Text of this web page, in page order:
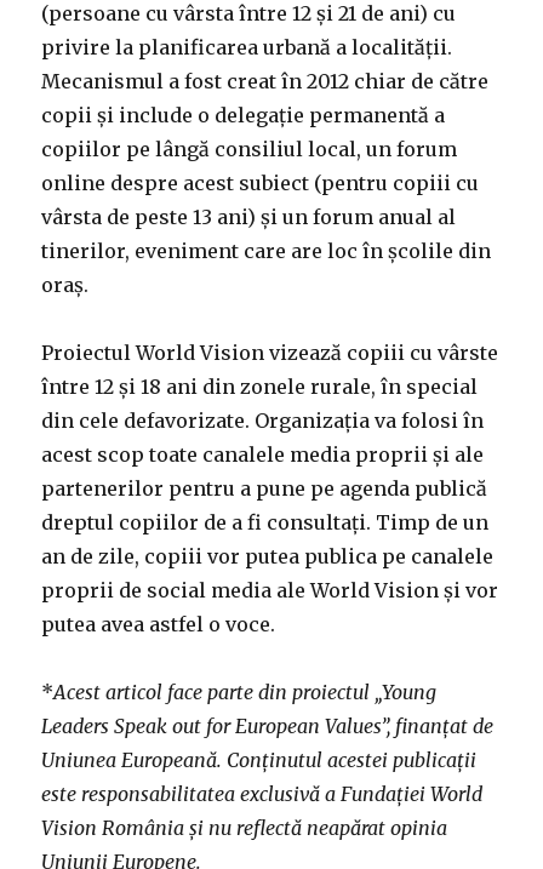
(persoane cu vârsta între 12 și 21 de ani) cu
privire la planificarea urbană a localității.
Mecanismul a fost creat în 2012 chiar de către
copii și include o delegație permanentă a
copiilor pe lângă consiliul local, un forum
online despre acest subiect (pentru copiii cu
vârsta de peste 13 ani) și un forum anual al
tinerilor, eveniment care are loc în școlile din
oraș.
Proiectul World Vision vizează copiii cu vârste
între 12 și 18 ani din zonele rurale, în special
din cele defavorizate. Organizația va folosi în
acest scop toate canalele media proprii și ale
partenerilor pentru a pune pe agenda publică
dreptul copiilor de a fi consultați. Timp de un
an de zile, copiii vor putea publica pe canalele
proprii de social media ale World Vision și vor
putea avea astfel o voce.
*Acest articol face parte din proiectul „Young
Leaders Speak out for European Values”, finanțat de
Uniunea Europeană. Conținutul acestei publicații
este responsabilitatea exclusivă a Fundației World
Vision România și nu reflectă neapărat opinia
Uniunii Europene.